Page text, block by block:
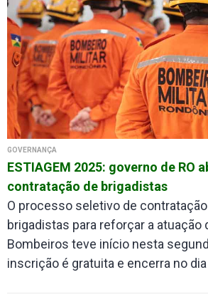
GOVERNANÇA
ESTIAGEM 2025: governo de RO
contratação de brigadistas
O processo seletivo de
brigadistas para reforçar a atuação
Bombeiros teve início nesta
inscrição é gratuita e encerra no